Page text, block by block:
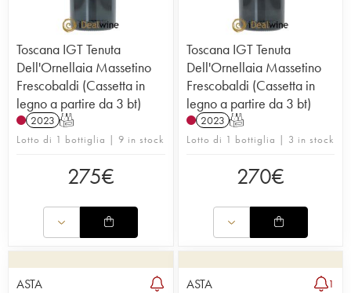
Toscana IGT Tenuta
Dell'Ornellaia Massetino
Frescobaldi (Cassetta in
legno a partire da 3 bt)
2023 T
Lotto di 1 bottiglia | 9 in stock
275€
Toscana IGT Tenuta
Dell'Ornellaia Massetino
Frescobaldi (Cassetta in
legno a partire da 3 bt)
2023 T
Lotto di 1 bottiglia | 3 in stock
270€
ASTA ASTA 1